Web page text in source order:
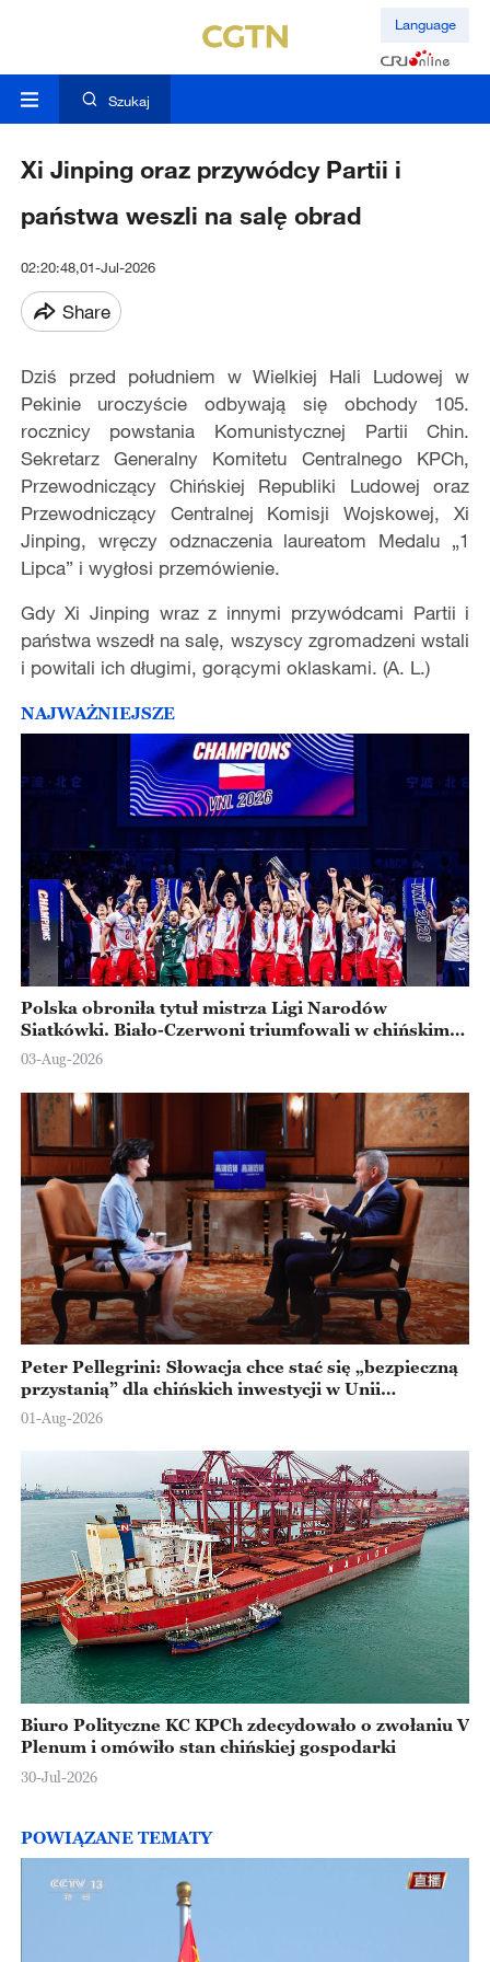
Language
Szukaj
Xi Jinping oraz przywódcy Partii i
państwa weszli na salę obrad
02:20:48,01-Jul-2026
Share
Dziś przed południem w Wielkiej Hali Ludowej w
Pekinie uroczyście odbywają się obchody 105.
rocznicy powstania Komunistycznej Partii Chin.
Sekretarz Generalny Komitetu Centralnego KPCh,
Przewodniczący Chińskiej Republiki Ludowej oraz
Przewodniczący Centralnej Komisji Wojskowej, Xi
Jinping, wręczy odznaczenia laureatom Medalu „1
Lipca” i wygłosi przemówienie.
Gdy Xi Jinping wraz z innymi przywódcami Partii i
państwa wszedł na salę, wszyscy zgromadzeni wstali
i powitali ich długimi, gorącymi oklaskami. (A. L.)
NAJWAŻNIEJSZE
Polska obroniła tytuł mistrza Ligi Narodów
Siatkówki. Biało-Czerwoni triumfowali w chińskim
Ningbo
03-Aug-2026
Peter Pellegrini: Słowacja chce stać się „bezpieczną
przystanią” dla chińskich inwestycji w Unii
Europejskiej
01-Aug-2026
Biuro Polityczne KC KPCh zdecydowało o zwołaniu V
Plenum i omówiło stan chińskiej gospodarki
30-Jul-2026
POWIĄZANE TEMATY